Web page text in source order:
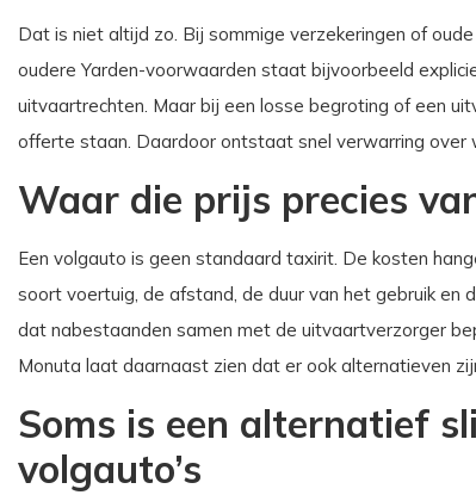
Dat is niet altijd zo. Bij sommige verzekeringen of
oudere Yarden-voorwaarden staat bijvoorbeeld
uitvaartrechten. Maar bij een losse begroting of een
offerte staan. Daardoor ontstaat snel verwarring over
Waar die prijs precies
Een volgauto is geen standaard taxirit. De kosten
soort voertuig, de afstand, de duur van het gebruik
dat nabestaanden samen met de uitvaartverzorger
Monuta laat daarnaast zien dat er ook alternatieven
Soms is een alternatief
volgauto’s